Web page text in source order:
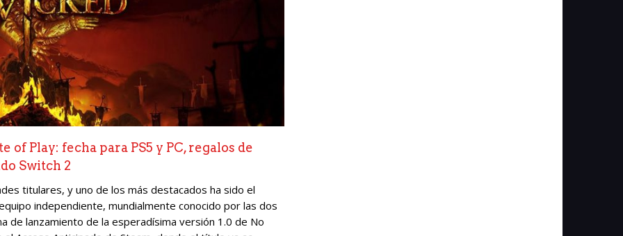
of Play: fecha para PS5 y PC, regalos de
Switch 2
titulares, y uno de los más destacados ha sido el
independiente, mundialmente conocido por las dos
de lanzamiento de la esperadísima versión 1.0 de No